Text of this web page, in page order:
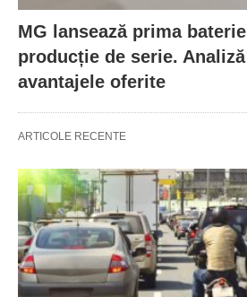
MG lansează prima
producție de serie.
avantajele oferite
ARTICOLE RECENTE